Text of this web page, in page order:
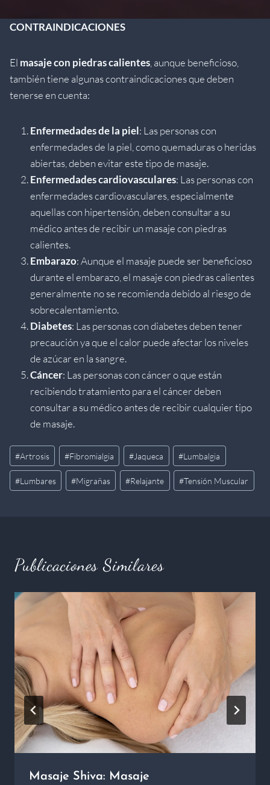
CONTRAINDICACIONES
El masaje con piedras calientes , aunque beneficioso,
también tiene algunas contraindicaciones que deben
tenerse en cuenta:
Enfermedades de la piel: Las personas con
enfermedades de la piel, como quemaduras o heridas
abiertas, deben evitar este tipo de masaje.
Enfermedades cardiovasculares: Las personas con
enfermedades cardiovasculares, especialmente
aquellas con hipertensión, deben consultar a su
médico antes de recibir un masaje con piedras
calientes.
Embarazo: Aunque el masaje puede ser beneficioso
durante el embarazo, el masaje con piedras calientes
generalmente no se recomienda debido al riesgo de
sobrecalentamiento.
Diabetes: Las personas con diabetes deben tener
precaución ya que el calor puede afectar los niveles
de azúcar en la sangre.
Cáncer: Las personas con cáncer o que están
recibiendo tratamiento para el cáncer deben
consultar a su médico antes de recibir cualquier tipo
de masaje.
Etiquetas
de
la
#Artrosis #Fibromialgia #Jaqueca #Lumbalgia
#Lumbares #Migrañas #Relajante #Tensión Muscular
Publicaciones Similares
Masaje Shiva: Masaje